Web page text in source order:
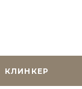
КЛИНКЕР